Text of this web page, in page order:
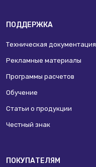
ПОДДЕРЖКА
Техническая документация
Рекламные материалы
Программы расчетов
Обучение
Статьи о продукции
Честный знак
ПОКУПАТЕЛЯМ